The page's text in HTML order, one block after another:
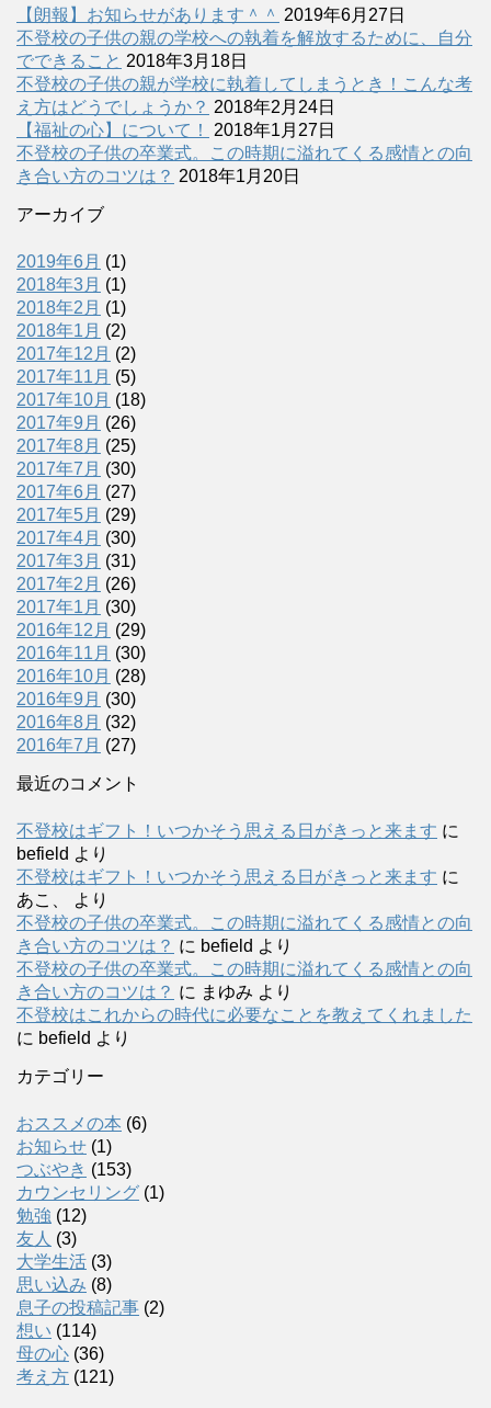
【朗報】お知らせがあります＾＾ 2019年6月27日
不登校の子供の親の学校への執着を解放するために、自分
でできること 2018年3月18日
不登校の子供の親が学校に執着してしまうとき！こんな考
え方はどうでしょうか？ 2018年2月24日
【福祉の心】について！
2018年1月27日
不登校の子供の卒業式。この時期に溢れてくる感情との向
き合い方のコツは？ 2018年1月20日
アーカイブ
2019年6月 (1)
2018年3月 (1)
2018年2月 (1)
2018年1月 (2)
2017年12月 (2)
2017年11月 (5)
2017年10月 (18)
2017年9月 (26)
2017年8月 (25)
2017年7月 (30)
2017年6月 (27)
2017年5月 (29)
2017年4月 (30)
2017年3月 (31)
2017年2月 (26)
2017年1月 (30)
2016年12月 (29)
2016年11月 (30)
2016年10月 (28)
2016年9月 (30)
2016年8月 (32)
2016年7月 (27)
最近のコメント
不登校はギフト！いつかそう思える日がきっと来ます に
befield より
不登校はギフト！いつかそう思える日がきっと来ます に
あこ、
より
不登校の子供の卒業式。この時期に溢れてくる感情との向
き合い方のコツは？ に befield より
不登校の子供の卒業式。この時期に溢れてくる感情との向
き合い方のコツは？ に まゆみ より
不登校はこれからの時代に必要なことを教えてくれました
に befield より
カテゴリー
おススメの本 (6)
お知らせ (1)
つぶやき (153)
カウンセリング (1)
勉強 (12)
友人 (3)
大学生活 (3)
思い込み (8)
息子の投稿記事 (2)
想い (114)
母の心 (36)
考え方 (121)